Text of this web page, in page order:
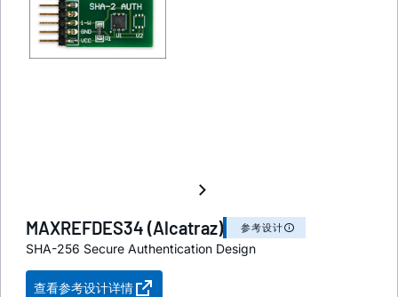
MAXREFDES34 (Alcatraz) 参考设计
SHA-256 Secure Authentication Design
查看参考设计详情